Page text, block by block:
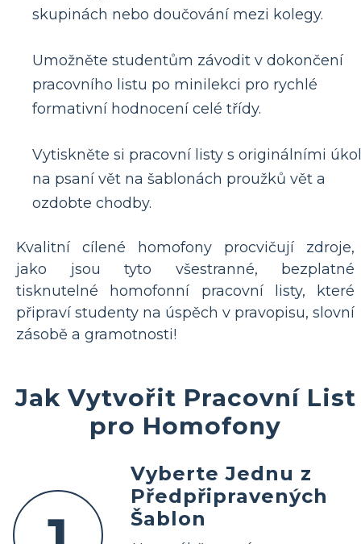
skupinách nebo doučování mezi kolegy.
Umožněte studentům závodit v dokončení
pracovního listu po minilekci pro rychlé
formativní hodnocení celé třídy.
Vytiskněte si pracovní listy s originálními
na psaní vět na šablonách proužků vět a
ozdobte chodby.
Kvalitní cílené homofony procvičují zdroje,
jako jsou tyto všestranné, bezplatné
tisknutelné homofonní pracovní listy, které
připraví studenty na úspěch v pravopisu, slovní
zásobě a gramotnosti!
Jak Vytvořit Pracovní List
pro Homofony
Vyberte Jednu z
Předpřipravených
Šablon